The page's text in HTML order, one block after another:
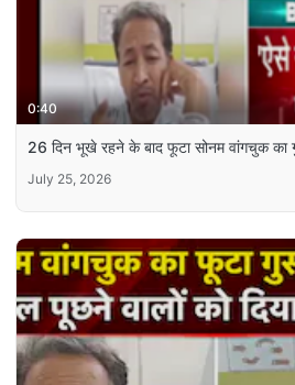
0:40
26 दिन भूखे रहने के बाद फूटा सोनम वांगचुक का
July 25, 2026